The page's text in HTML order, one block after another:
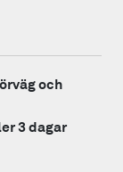
och
3 dagar